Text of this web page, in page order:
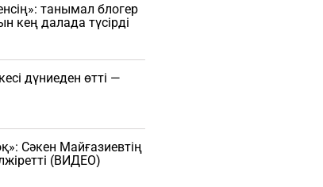
танымал блогер
кең далада түсірді
дүниеден өтті —
Сәкен Майғазиевтің
(ВИДЕО)